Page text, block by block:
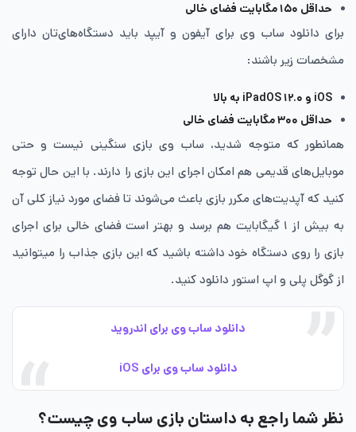
حداقل ۱۵۰ مگابایت فضای خالی
برای دانلود ساب وی برای آیفون و آیپد باید دستگاه‌های‌تان دارای
مشخصات زیر باشند:
iOS و iPadOS ۱۲.۰ به بالا
حداقل ۳۰۰ مگابایت فضای خالی
همانطور که متوجه شدید، ساب وی بازی سنگینی نیست و حتی
موبایل‌های قدیمی هم امکان اجرای این بازی را دارند. با این حال توجه
کنید که آپدیت‌های مکرر بازی باعث می‌شوند تا فضای مورد نیاز کلی آن
به بیش از ۱ گیگابایت هم برسد و بهتر است فضای خالی برای اجرای
بازی را روی دستگاه خود داشته باشید که این بازی جذاب را میتوانید
از گوگل پلی و اپ استور دانلود کنید.
دانلود ساب وی برای اندروید
دانلود ساب وی برای iOS
نظر شما راجع به داستان بازی ساب وی چیست؟